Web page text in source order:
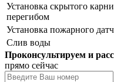
Установка скрытого
перегибом
Установка пожарного
Слив воды
Проконсультируем и
прямо сейчас